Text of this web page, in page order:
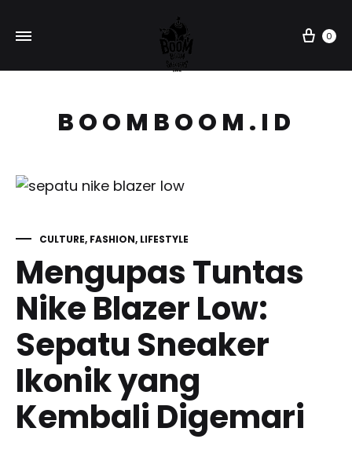
Cart
0
BOOMBOOM.ID
CULTURE, FASHION, LIFESTYLE
Mengupas Tuntas
Nike Blazer Low:
Sepatu Sneaker
Ikonik yang
Kembali Digemari